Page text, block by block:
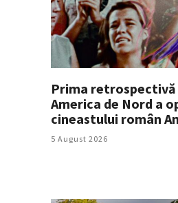
Prima
America de Nord a
cineastului român
5 August 2026